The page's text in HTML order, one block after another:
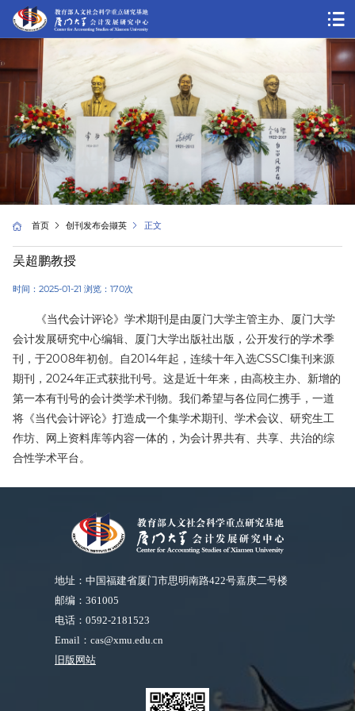
首页 创刊发布会撷英 正文
吴超鹏教授
时间：2025-01-21 浏览： 170次
《当代会计评论》学术期刊是由厦门大学主管主办、厦门大学
会计发展研究中心编辑、厦门大学出版社出版，公开发行的学术季
刊，于2008年初创。自2014年起，连续十年入选CSSCI集刊来源
期刊，2024年正式获批刊号。这是近十年来，由高校主办、新增的
第一本有刊号的会计类学术刊物。我们希望与各位同仁携手，一道
将《当代会计评论》打造成一个集学术期刊、学术会议、研究生工
作坊、网上资料库等内容一体的，为会计界共有、共享、共治的综
合性学术平台。
地址：中国福建省厦门市思明南路422号嘉庚二号楼
邮编：361005
电话：0592-2181523
Email：cas@xmu.edu.cn
旧版网站